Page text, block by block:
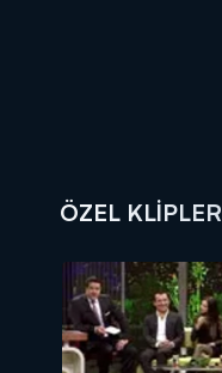
ÖZEL KLİPLER